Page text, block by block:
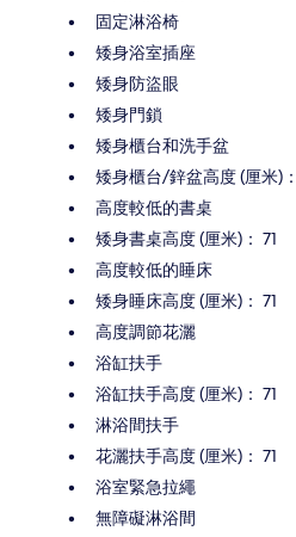
固定淋浴椅
矮身浴室插座
矮身防盜眼
矮身門鎖
矮身櫃台和洗手盆
矮身櫃台/鋅盆高度 (厘米)
高度較低的書桌
矮身書桌高度 (厘米)： 71
高度較低的睡床
矮身睡床高度 (厘米)： 71
高度調節花灑
浴缸扶手
浴缸扶手高度 (厘米)： 71
淋浴間扶手
花灑扶手高度 (厘米)： 71
浴室緊急拉繩
無障礙淋浴間